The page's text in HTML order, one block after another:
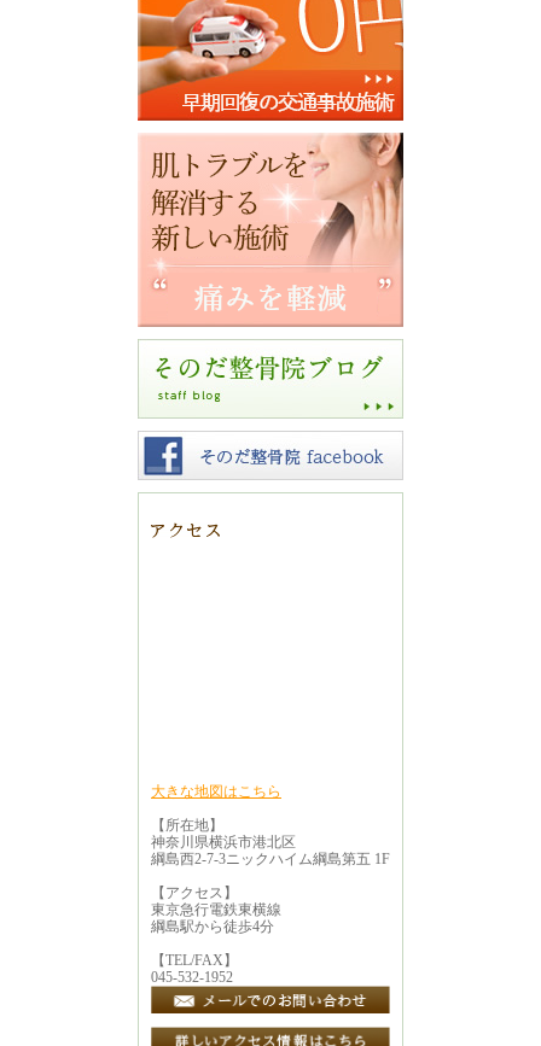
大きな地図はこちら
【所在地】
神奈川県横浜市港北区
綱島西2-7-3ニックハイム綱島第五 1F
【アクセス】
東京急行電鉄東横線
綱島駅から徒歩4分
【TEL/FAX】
045-532-1952